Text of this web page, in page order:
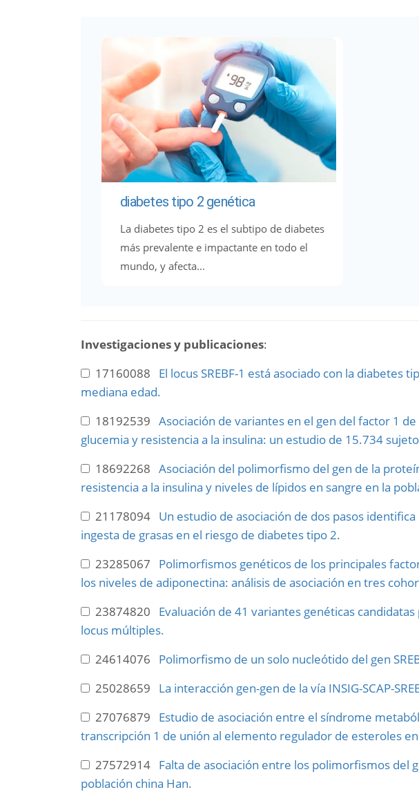
diabetes tipo 2 genética
La diabetes tipo 2 es el subtipo de diabetes
más prevalente e impactante en todo el
mundo, y afecta...
Investigaciones y publicaciones:
17160088 El locus SREBF-1 está asociado con la
mediana edad.
18192539 Asociación de variantes en el gen del factor 1
glucemia y resistencia a la insulina: un estudio de 15.734
18692268 Asociación del polimorfismo del gen de la
resistencia a la insulina y niveles de lípidos en sangre en la
21178094 Un estudio de asociación de dos pasos
ingesta de grasas en el riesgo de diabetes tipo 2.
23285067 Polimorfismos genéticos de los principales
los niveles de adiponectina: análisis de asociación en tres
23874820 Evaluación de 41 variantes genéticas
locus múltiples.
24614076 Polimorfismo de un solo nucleótido del gen
25028659 La interacción gen-gen de la vía INSIG-SCAP-
27076879 Estudio de asociación entre el síndrome
transcripción 1 de unión al elemento regulador de esteroles
27572914 Falta de asociación entre los polimorfismos del
población china Han.